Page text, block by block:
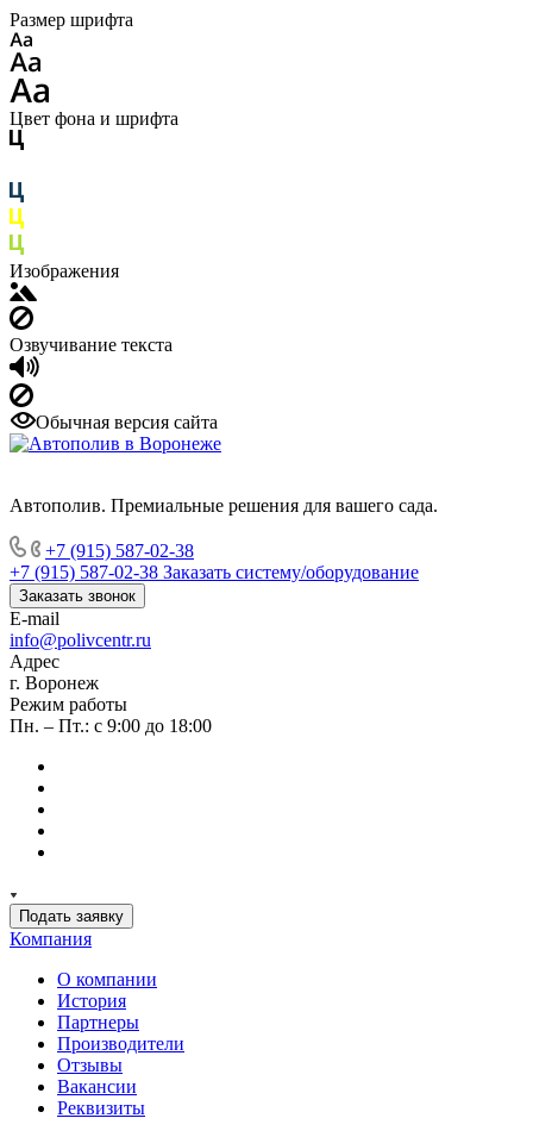
Размер шрифта
Цвет фона и шрифта
Изображения
Озвучивание текста
Обычная версия сайта
Автополив. Премиальные решения для вашего сада.
+7 (915) 587-02-38
+7 (915) 587-02-38 Заказать систему/оборудование
Заказать звонок
E-mail
info@polivcentr.ru
Адрес
г. Воронеж
Режим работы
Пн. – Пт.: с 9:00 до 18:00
Подать заявку
Компания
О компании
История
Партнеры
Производители
Отзывы
Вакансии
Реквизиты